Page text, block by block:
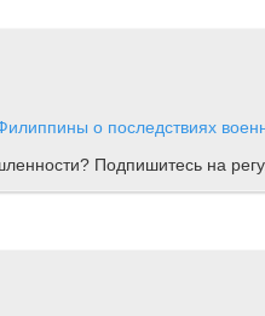
о последствиях
Подпишитесь на